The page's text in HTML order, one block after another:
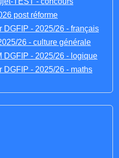
post réforme
DGFIP - 2025/26 - français
26 - culture générale
DGFIP - 2025/26 - logique
DGFIP - 2025/26 - maths